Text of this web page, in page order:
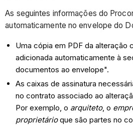
As seguintes informações do
automaticamente no envelope do
Uma cópia em PDF da alteração
adicionada automaticamente à
documentos ao envelope".
As caixas de assinatura
no contrato associado ao
Por exemplo, o arquiteto, o
proprietárioque são partes no